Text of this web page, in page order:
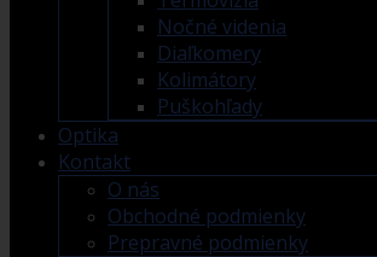
Nočné videnia
Diaľkomery
Kolimátory
Puškohľady
Optika
Kontakt
O nás
Obchodné podmienky
Prepravné podmienky